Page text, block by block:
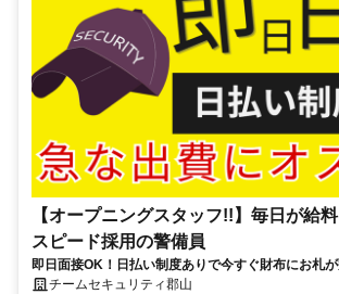
【オープニングスタッフ!!】毎日が給
スピード採用の警備員
即日面接OK！日払い制度ありで今すぐ財布にお札が
チームセキュリティ郡山